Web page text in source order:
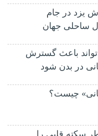
یزد در جام
ساحلی جهان
باعث گسترش
در بدن شود
چیست؟
قلبی را